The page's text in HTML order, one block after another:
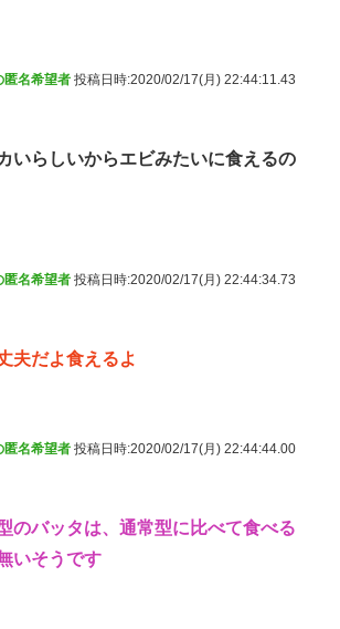
匿名希望者 投稿日時:2020/02/17(月) 22:44:11.43
いらしいからエビみたいに食えるの
匿名希望者 投稿日時:2020/02/17(月) 22:44:34.73
夫だよ食えるよ
匿名希望者 投稿日時:2020/02/17(月) 22:44:44.00
のバッタは、通常型に比べて食べる
いそうです